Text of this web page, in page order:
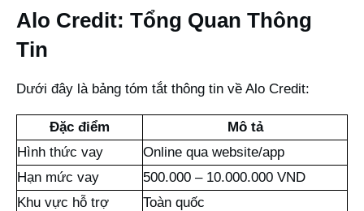
Alo Credit: Tổng Quan Thông
Tin
Dưới đây là bảng tóm tắt thông tin về Alo Credit:
Đặc điểm
Mô tả
Hình thức vay
Online qua website/app
Hạn mức vay
500.000 – 10.000.000 VND
Khu vực hỗ trợ
Toàn quốc